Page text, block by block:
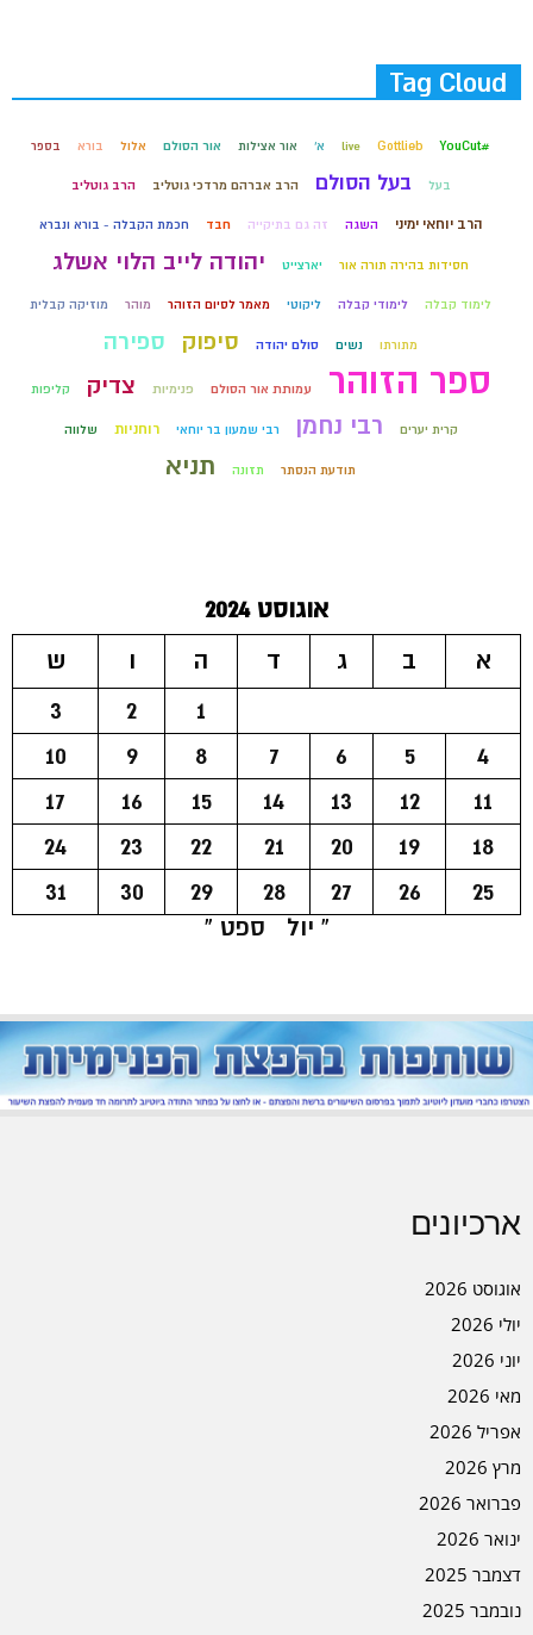
Tag Cloud
#YouCut
Gottlieb
live א' אור אצילות אור הסולם אלול בורא בספר
בעל בעל הסולם הרב אברהם מרדכי גוטליב הרב גוטליב
הרב יוחאי ימיני השגה זה גם בתיקייה חבד חכמת הקבלה - בורא ונברא
חסידות בהירה תורה אור יארצייט יהודה לייב הלוי אשלג
לימוד קבלה לימודי קבלה ליקוטי מאמר לסיום הזוהר מוהר מוזיקה קבלית
מתורתו נשים סולם יהודה סיפוק ספירה
ספר הזוהר עמותת אור הסולם פנימיות צדיק קליפות
קרית יערים רבי נחמן רבי שמעון בר יוחאי רוחניות שלווה
תודעת הנסתר תזונה תניא
אוגוסט 2024
א
ב ג ד ה ו
ש
1
2
3
4
5
6
7
8
9
10
11
12
13
14
15
16
17
18
19
20
21
22
23
24
25
26
27
28
29
30
31
« יול
ספט »
ארכיונים
אוגוסט 2026
יולי 2026
יוני 2026
מאי 2026
אפריל 2026
מרץ 2026
פברואר 2026
ינואר 2026
דצמבר 2025
נובמבר 2025